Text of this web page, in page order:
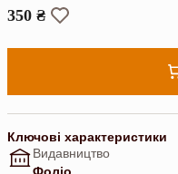
350 ₴
Ключові характеристики
Видавництво
Фоліо